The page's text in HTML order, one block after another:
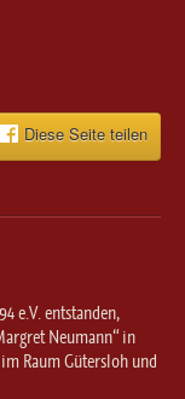
Diese Seite teilen
e.V. entstanden,
Neumann“ in
Raum Gütersloh und